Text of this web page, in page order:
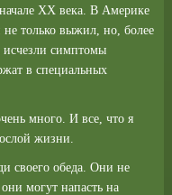
начале ХХ века. В Америке
только выжил, но, более
исчезли симптомы
в специальных
много. И все, что я
жизни.
своего обеда. Они не
могут напасть на